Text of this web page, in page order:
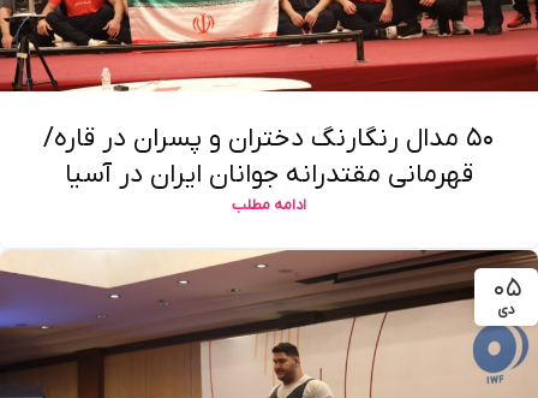
۵۰ مدال رنگارنگ دختران و پسران در قاره/
قهرمانی مقتدرانه جوانان ایران در آسیا
ادامه مطلب
۰۵
دی